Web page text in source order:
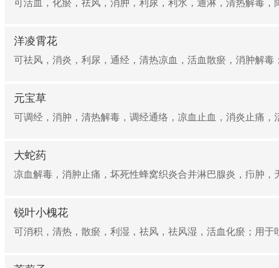
洋凌霄花
可祛风，消炎，利尿，通经，清热凉血，活血散瘀，消肿解
元宝草
可调经，消肿，清热解毒，调经通络，凉血止血，消炎止痛
大蛇药
凉血解毒，消肿止痛，坏死性蜂窝织炎合并淋巴腺炎，疖肿
锐叶小槐花
可消积，清热，散瘀，利湿，祛风，祛风湿，活血化瘀；用